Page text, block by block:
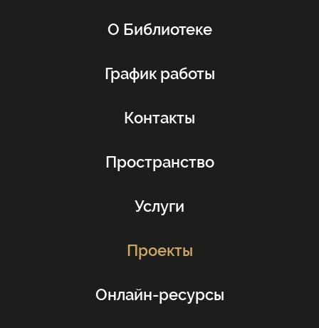
О Библиотеке
График работы
Контакты
Пространство
Услуги
Проекты
Онлайн-ресурсы